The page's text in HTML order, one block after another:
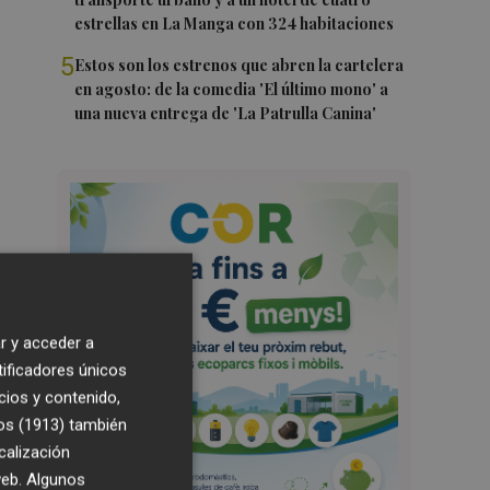
estrellas en La Manga con 324 habitaciones
5Estos son los estrenos que abren la cartelera
en agosto: de la comedia 'El último mono' a
una nueva entrega de 'La Patrulla Canina'
y acceder a
únicos
y contenido,
(1913) también
Algunos